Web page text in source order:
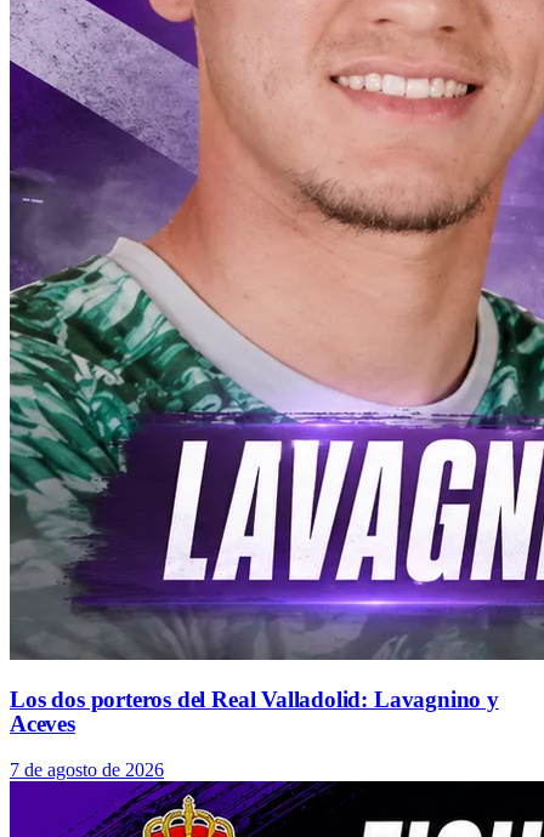
Los dos porteros del Real Valladolid: Lavagnino y
Aceves
7 de agosto de 2026